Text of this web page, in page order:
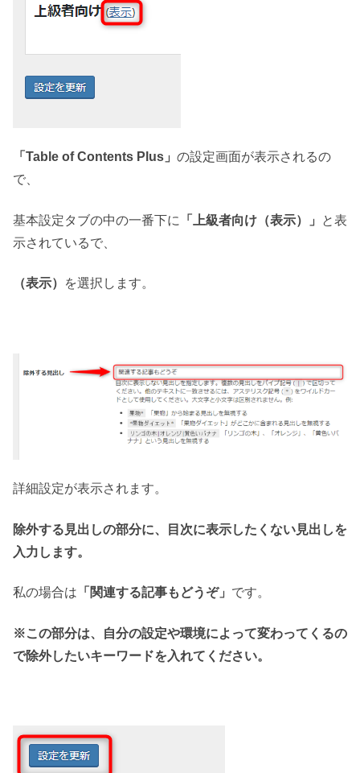
「Table of Contents Plus」 の設定画面が表示されるの
で、
基本設定タブの中の一番下に 「上級者向け（表示）」
と表
示されているで、
（表示） を選択します。
詳細設定が表示されます。
除外する見出しの部分に、目次に表示したくない見出しを
入力します。
私の場合は 「関連する記事もどうぞ」 です。
※この部分は、自分の設定や環境によって変わってくるの
で除外したいキーワードを入れてください。